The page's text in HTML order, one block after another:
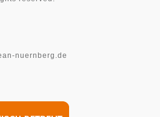
nuernberg.de